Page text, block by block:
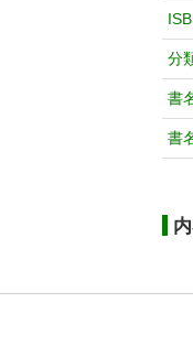
分
書
書